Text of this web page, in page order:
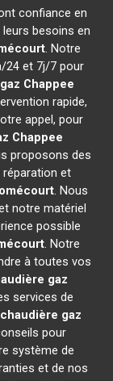
confiance en
besoins en
. Notre
24 et 7j/7 pour
Chappee
rapide,
appel, pour
Chappee
proposons des
et
. Nous
notre matériel
possible
. Notre
à toutes vos
gaz
services de
chaudière gaz
pour
système de
et de nos